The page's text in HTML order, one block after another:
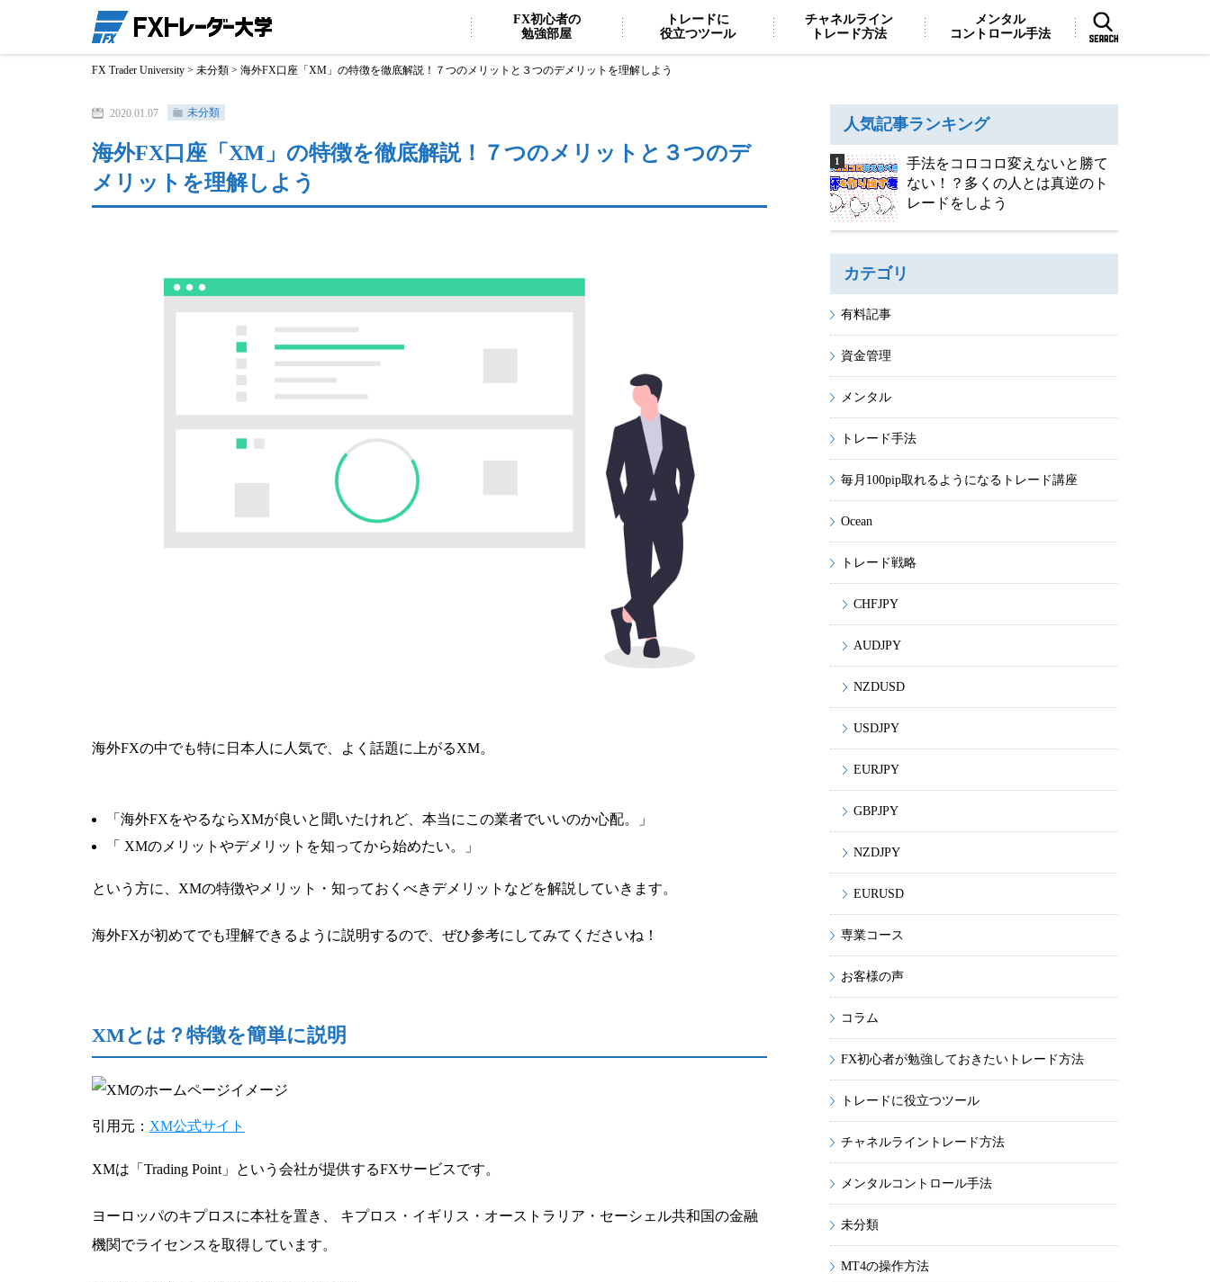
FX初心者の
勉強部屋
トレードに
役立つツール
チャネルライン
トレード方法
メンタル
コントロール手法
FX Trader University > 未分類 > 海外FX口座「XM」の特徴を徹底解説！７つのメリットと３つのデメリットを理解しよう
2020.01.07 未分類
海外FX口座「XM」の特徴を徹底解説！７つのメリットと３つのデ
メリットを理解しよう
海外FXの中でも特に日本人に人気で、よく話題に上がるXM。
「海外FXをやるならXMが良いと聞いたけれど、本当にこの業者でいいのか心配。」
「 XMのメリットやデメリットを知ってから始めたい。」
という方に、XMの特徴やメリット・知っておくべきデメリットなどを解説していきます。
海外FXが初めてでも理解できるように説明するので、ぜひ参考にしてみてくださいね！
XMとは？特徴を簡単に説明
引用元： XM公式サイト
XMは「Trading Point」という会社が提供するFXサービスです。
ヨーロッパのキプロスに本社を置き、 キプロス・イギリス・オーストラリア・セーシェル共和国の金融
機関でライセンスを取得しています。
人気記事ランキング
手法をコロコロ変えないと勝て
ない！？多くの人とは真逆のト
レードをしよう
カテゴリ
有料記事
資金管理
メンタル
トレード手法
毎月100pip取れるようになるトレード講座
Ocean
トレード戦略
CHFJPY
AUDJPY
NZDUSD
USDJPY
EURJPY
GBPJPY
NZDJPY
EURUSD
専業コース
お客様の声
コラム
FX初心者が勉強しておきたいトレード方法
トレードに役立つツール
チャネルライントレード方法
メンタルコントロール手法
未分類
MT4の操作方法